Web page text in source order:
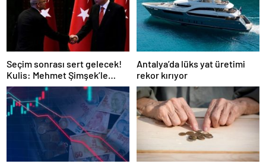
Seçim sonrası sert gelecek!
Kulis: Mehmet Şimşek’le
Erdoğan’ın ‘yoksulları
öldürdün’ tartışması
Antalya’da lüks yat üretimi
rekor kırıyor